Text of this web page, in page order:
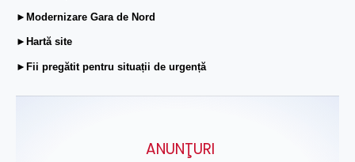
►Modernizare Gara de Nord
►Hartă site
►Fii pregătit pentru situații de urgență
ANUNŢURI